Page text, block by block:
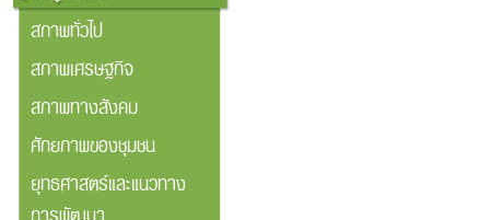
สภาพทั่วไป
สภาพเศรษฐกิจ
สภาพทางสังคม
ศักยภาพของชุมชน
ยุทธศาสตร์และแนวทาง